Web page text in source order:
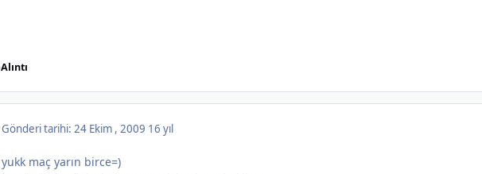
Alıntı
Gönderi tarihi: 24 Ekim , 2009 16 yıl
yukk maç yarın birce=)